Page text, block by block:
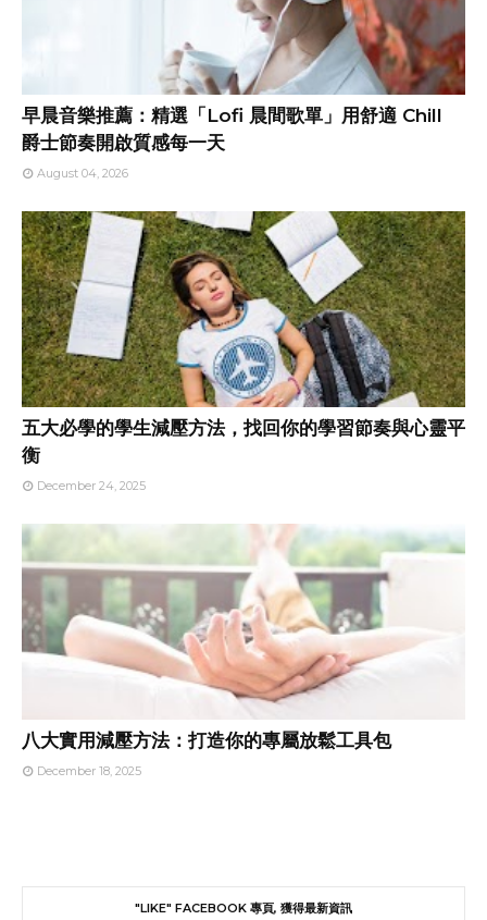
早晨音樂推薦：精選「Lofi 晨間歌單」用舒適 Chill
爵士節奏開啟質感每一天
August 04, 2026
五大必學的學生減壓方法，找回你的學習節奏與心靈平
衡
December 24, 2025
八大實用減壓方法：打造你的專屬放鬆工具包
December 18, 2025
"LIKE" FACEBOOK 專頁, 獲得最新資訊